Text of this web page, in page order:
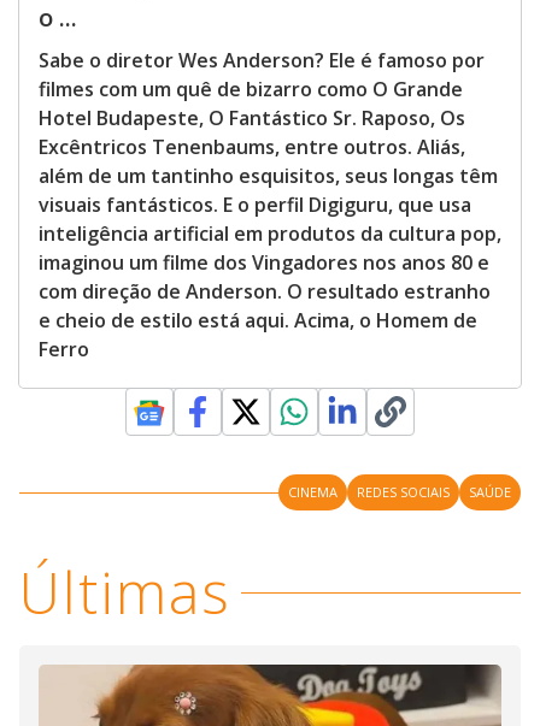
o ...
Sabe o diretor Wes Anderson? Ele é famoso por
filmes com um quê de bizarro como O Grande
Hotel Budapeste, O Fantástico Sr. Raposo, Os
Excêntricos Tenenbaums, entre outros. Aliás,
além de um tantinho esquisitos, seus longas têm
visuais fantásticos. E o perfil Digiguru, que usa
inteligência artificial em produtos da cultura pop,
imaginou um filme dos Vingadores nos anos 80 e
com direção de Anderson. O resultado estranho
e cheio de estilo está aqui. Acima, o Homem de
Ferro
CINEMA REDES SOCIAIS SAÚDE
Últimas